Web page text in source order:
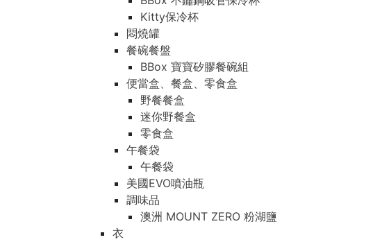
Kitty保冷杯
悶燒罐
餐碗餐盤
BBox 寶寶矽膠餐碗組
便當盒、餐盒、零食盒
野餐餐盒
迷你野餐盒
零食盒
午餐袋
午餐袋
美國EVO噴油瓶
調味品
澳洲 MOUNT ZERO 粉湖鹽
衣